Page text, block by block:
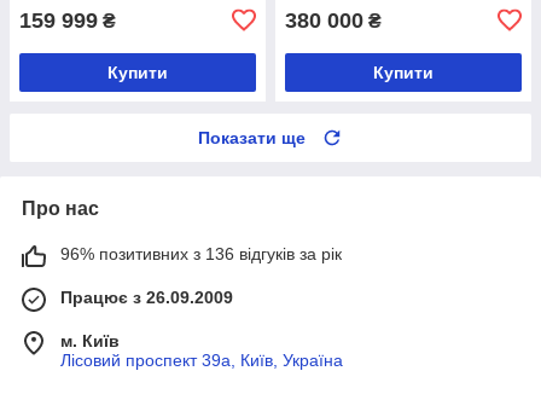
159 999 ₴
Купити
380 000 ₴
Купити
Показати ще
Про нас
96% позитивних з 136 відгуків за рік
Працює з 26.09.2009
м. Київ
Лісовий проспект 39а, Київ, Україна